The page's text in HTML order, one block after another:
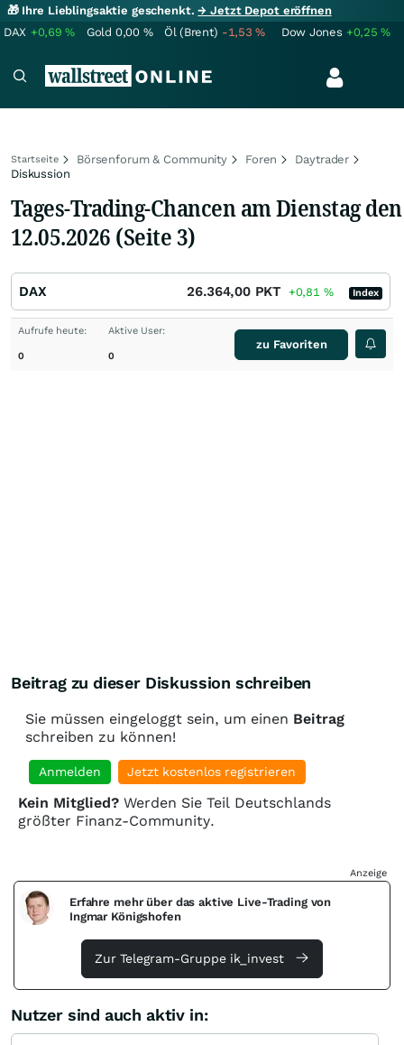
🎁 Ihre Lieblingsaktie geschenkt.→ Jetzt Depot eröffnen
DAX +0,69% Gold 0,00 % Öl (Brent) -1,53% Dow Jones +0,25%
Startseite Börsenforum & Community Foren
Daytrader
Diskussion
Tages-Trading-Chancen am Dienstag den
12.05.2026 (Seite 3)
DAX 26.364,00 PKT +0,81 % Index
Aufrufe heute:
0
Aktive User:
0
zu Favoriten
Beitrag zu dieser Diskussion schreiben
Sie müssen eingeloggt sein, um einen Beitrag
schreiben zu können!
Anmelden Jetzt kostenlos registrieren
Kein Mitglied? Werden Sie Teil Deutschlands
größter Finanz-Community.
Anzeige
Erfahre mehr über das aktive Live-Trading von
Ingmar Königshofen
Zur Telegram-Gruppe ik_invest
Nutzer sind auch aktiv in: